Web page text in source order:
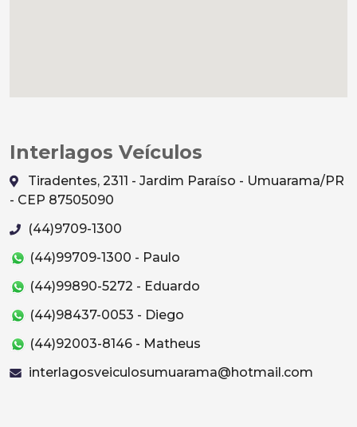
Interlagos Veículos
Tiradentes, 2311 - Jardim Paraíso - Umuarama/PR
- CEP 87505090
(44)9709-1300
(44)99709-1300 - Paulo
(44)99890-5272 - Eduardo
(44)98437-0053 - Diego
(44)92003-8146 - Matheus
interlagosveiculosumuarama@hotmail.com